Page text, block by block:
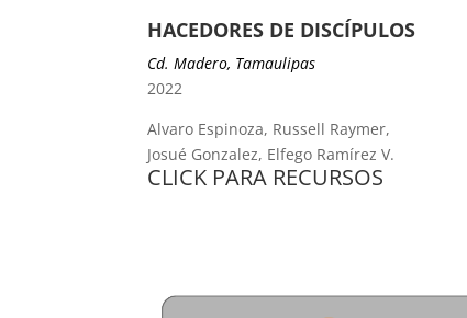
HACEDORES DE DISCÍPULOS
Cd. Madero, Tamaulipas
2022
Alvaro Espinoza, Russell Raymer,
Josué Gonzalez, Elfego Ramírez V.
CLICK PARA RECURSOS